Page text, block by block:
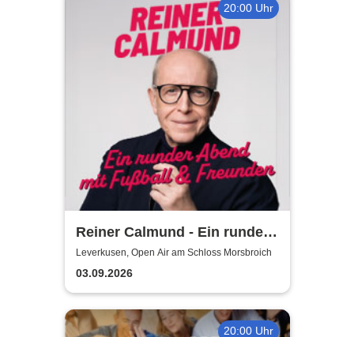
20:00 Uhr
Reiner Calmund - Ein runder
Abend mit Fußball &
Freunden
Leverkusen, Open Air am Schloss Morsbroich
03.09.2026
20:00 Uhr